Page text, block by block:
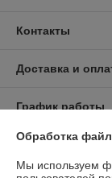
Контакты
Доставка и
График работы
Полная версия
Обработка
Мы используем